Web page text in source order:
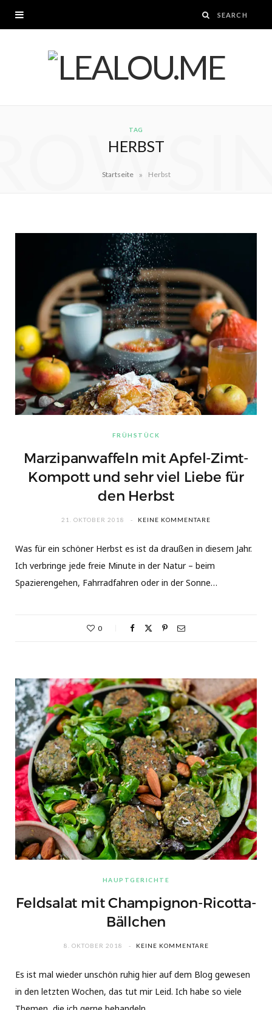
TAG
HERBST
Startseite » Herbst
FRÜHSTÜCK
Marzipanwaffeln mit Apfel-Zimt-
Kompott und sehr viel Liebe für
den Herbst
21. OKTOBER 2018 KEINE KOMMENTARE
Was für ein schöner Herbst es ist da draußen in diesem Jahr.
Ich verbringe jede freie Minute in der Natur – beim
Spazierengehen, Fahrradfahren oder in der Sonne…
0
HAUPTGERICHTE
Feldsalat mit Champignon-Ricotta-
Bällchen
8. OKTOBER 2018 KEINE KOMMENTARE
Es ist mal wieder unschön ruhig hier auf dem Blog gewesen
in den letzten Wochen, das tut mir Leid. Ich habe so viele